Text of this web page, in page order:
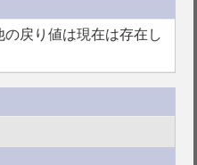
の戻り値は現在は存在し